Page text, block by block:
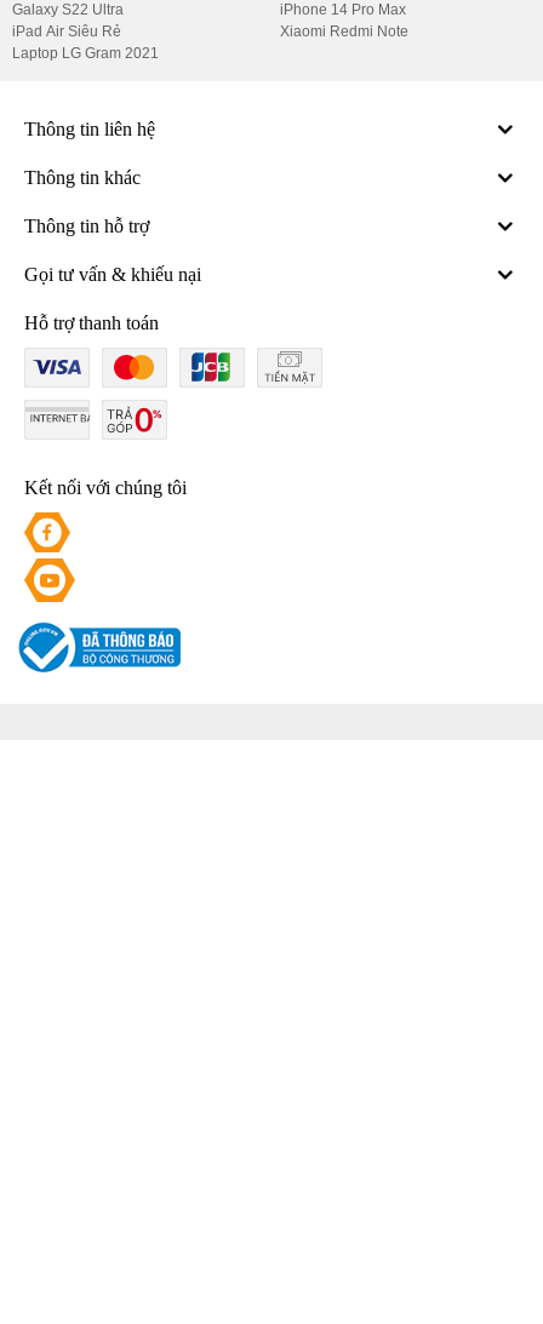
Galaxy S22 Ultra
iPad Air Siêu Rẻ
Laptop LG Gram 2021
iPhone 14 Pro Max
Xiaomi Redmi Note
Thông tin liên hệ
Thông tin khác
Thông tin hỗ trợ
Gọi tư vấn & khiếu nại
Hỗ trợ thanh toán
Kết nối với chúng tôi